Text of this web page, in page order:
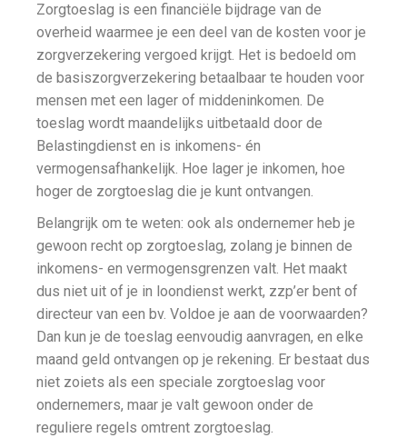
Zorgtoeslag is een financiële bijdrage van de
overheid waarmee je een deel van de kosten voor je
zorgverzekering vergoed krijgt. Het is bedoeld om
de basiszorgverzekering betaalbaar te houden voor
mensen met een lager of middeninkomen. De
toeslag wordt maandelijks uitbetaald door de
Belastingdienst en is inkomens- én
vermogensafhankelijk. Hoe lager je inkomen, hoe
hoger de zorgtoeslag die je kunt ontvangen.
Belangrijk om te weten: ook als ondernemer heb je
gewoon recht op zorgtoeslag, zolang je binnen de
inkomens- en vermogensgrenzen valt. Het maakt
dus niet uit of je in loondienst werkt, zzp’er bent of
directeur van een bv. Voldoe je aan de voorwaarden?
Dan kun je de toeslag eenvoudig aanvragen, en elke
maand geld ontvangen op je rekening. Er bestaat dus
niet zoiets als een speciale zorgtoeslag voor
ondernemers, maar je valt gewoon onder de
reguliere regels omtrent zorgtoeslag.